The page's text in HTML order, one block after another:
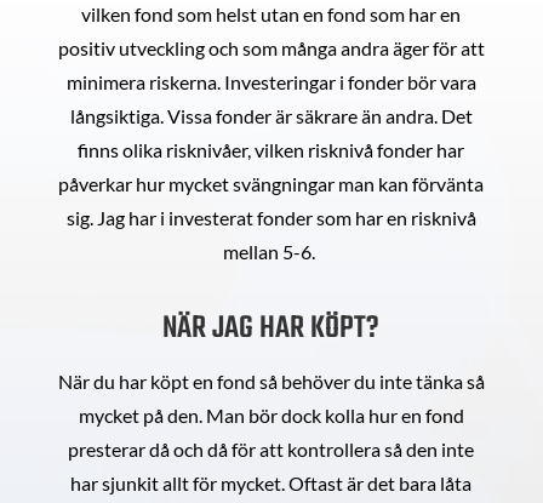
vilken fond som helst utan en fond som har en
positiv utveckling och som många andra äger för att
minimera riskerna. Investeringar i fonder bör vara
långsiktiga. Vissa fonder är säkrare än andra. Det
finns olika risknivåer, vilken risknivå fonder har
påverkar hur mycket svängningar man kan förvänta
sig. Jag har i investerat fonder som har en risknivå
mellan 5-6.
NÄR JAG HAR KÖPT?
När du har köpt en fond så behöver du inte tänka så
mycket på den. Man bör dock kolla hur en fond
presterar då och då för att kontrollera så den inte
har sjunkit allt för mycket. Oftast är det bara låta